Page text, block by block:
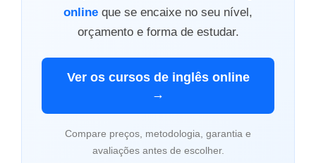
online que se encaixe no seu nível,
orçamento e forma de estudar.
Ver os cursos de inglês online
→
Compare preços, metodologia, garantia e
avaliações antes de escolher.